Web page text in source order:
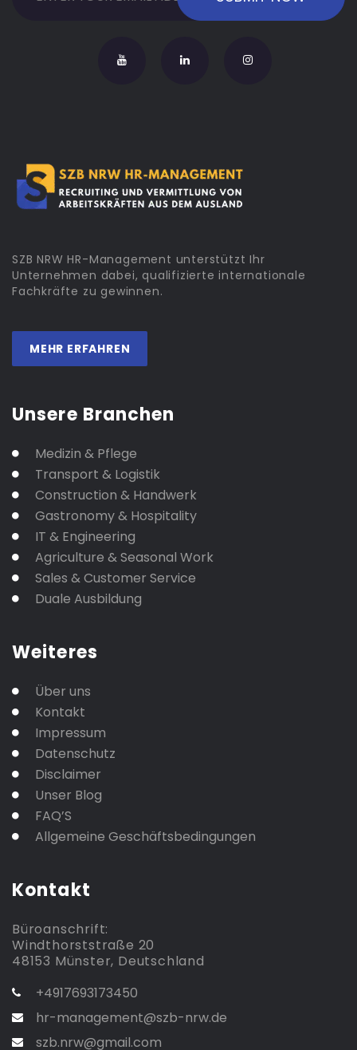
SZB NRW HR-Management unterstützt Ihr
Unternehmen dabei, qualifizierte internationale
Fachkräfte zu gewinnen.
MEHR ERFAHREN
Unsere Branchen
Medizin & Pflege
Transport & Logistik
Construction & Handwerk
Gastronomy & Hospitality
IT & Engineering
Agriculture & Seasonal Work
Sales & Customer Service
Duale Ausbildung
Weiteres
Über uns
Kontakt
Impressum
Datenschutz
Disclaimer
Unser Blog
FAQ’S
Allgemeine Geschäftsbedingungen
Kontakt
Büroanschrift:
Windthorststraße 20
48153 Münster, Deutschland
+4917693173450
hr-management@szb-nrw.de
szb.nrw@gmail.com